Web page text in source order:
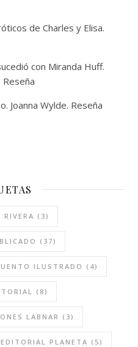
de Charles y Elisa.
con Miranda Huff.
Reseña
Joanna Wylde. Reseña
RIVERA (3)
(37)
ILUSTRADO (4)
(8)
LABNAR (3)
EDITORIAL PLANETA (5)